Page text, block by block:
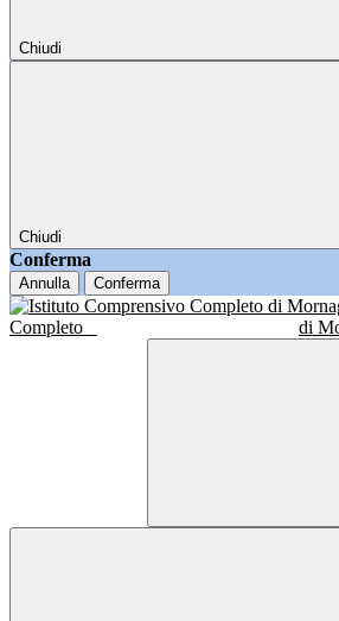
Chiudi
Chiudi
Conferma
Annulla Conferma
Completo
di